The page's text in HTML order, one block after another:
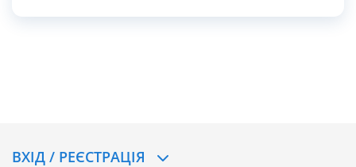
ВХІД / РЕЄСТРАЦІЯ